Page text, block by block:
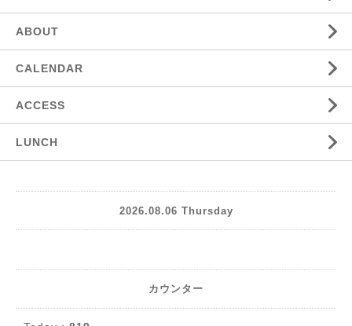
ABOUT
CALENDAR
ACCESS
LUNCH
2026.08.06 Thursday
カウンター